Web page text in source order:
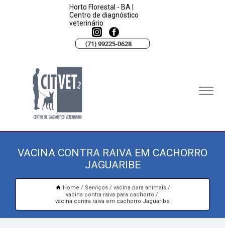
Horto Florestal - BA |
Centro de diagnóstico
veterinário
(71) 99225-0628
VACINA CONTRA RAIVA EM CACHORRO
JAGUARIBE
Home Serviços
vacina para animais
vacina contra raiva para cachorro
vacina contra raiva em cachorro Jaguaribe